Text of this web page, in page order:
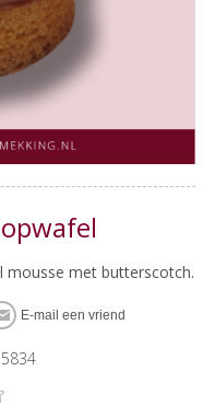
mousse met butterscotch.
5834